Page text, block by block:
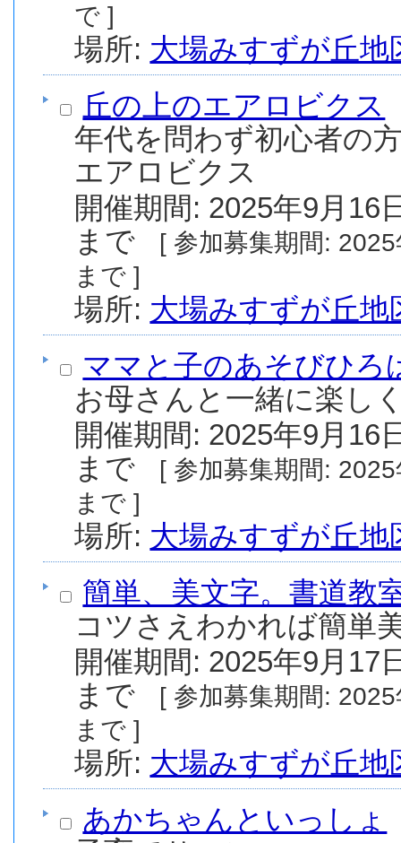
で ]
場所: 大場みすずが丘地
丘の上のエアロビクス
年代を問わず初心者の
エアロビクス
開催期間: 2025年9月16
[ 参加募集期間: 2025年8月1日(金) から 2025年9月30日(火)
まで ]
場所: 大場みすずが丘地
ママと子のあそびひろ
お母さんと一緒に楽し
開催期間: 2025年9月16
[ 参加募集期間: 2025年8月1日(金) から 2025年9月30日(火)
まで ]
場所: 大場みすずが丘地
簡単、美文字。書道教
コツさえわかれば簡単
開催期間: 2025年9月17
[ 参加募集期間: 2025年8月1日(金) から 2025年9月17日(水)
まで ]
場所: 大場みすずが丘地
あかちゃんといっしょ